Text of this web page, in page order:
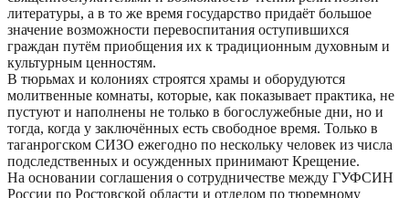
литературы, а в то же время государство придаёт большое
значение возможности перевоспитания оступившихся
граждан путём приобщения их к традиционным духовным и
культурным ценностям.
В тюрьмах и колониях строятся храмы и оборудуются
молитвенные комнаты, которые, как показывает практика, не
пустуют и наполнены не только в богослужебные дни, но и
тогда, когда у заключённых есть свободное время. Только в
таганрогском СИЗО ежегодно по нескольку человек из числа
подследственных и осужденных принимают Крещение.
На основании соглашения о сотрудничестве между ГУФСИН
России по Ростовской области и отделом по тюремному